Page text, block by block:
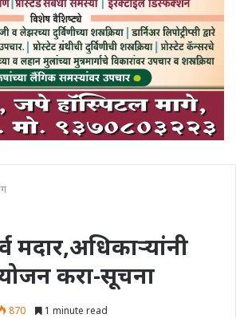
मदार,अधिकाऱ्यांनी
करा-सूचना
870 1 minute read